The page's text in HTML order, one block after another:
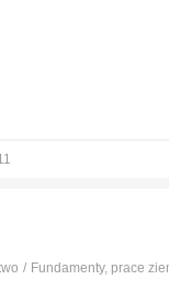
Fundamenty, prace